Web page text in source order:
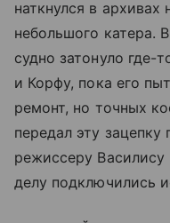
наткнулся в
небольшого катера.
судно затонуло
и Корфу, пока его
ремонт, но точных
передал эту
режиссеру Василису
делу подключились